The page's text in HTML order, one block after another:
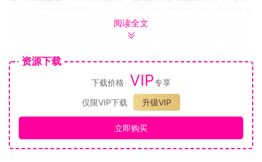
本作舍弃了传统的UI设计，打破了UI只能作为固定层的概念，
将其与战斗相融合。在场景中，UI将作为模块（Cell）自由浮
动，玩家需要在合适的时机使用模块（Cell）来释放法术、召唤
生物与敌方作战。此外玩家也需要移动自己的英雄躲避来自敌
方或场景的伤害。
你将会体验到
神秘学与硬科幻并存的世界
生物芯片，记忆传输，作为当前时代的主流，活跃在这个人工
阅读全文
资源下载
下载价格 VIP专享
仅限VIP下载
升级VIP
立即购买